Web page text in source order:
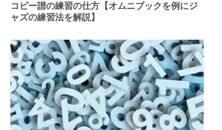
コピー譜の練習の仕方【オムニブックを例にジ
ャズの練習法を解説】